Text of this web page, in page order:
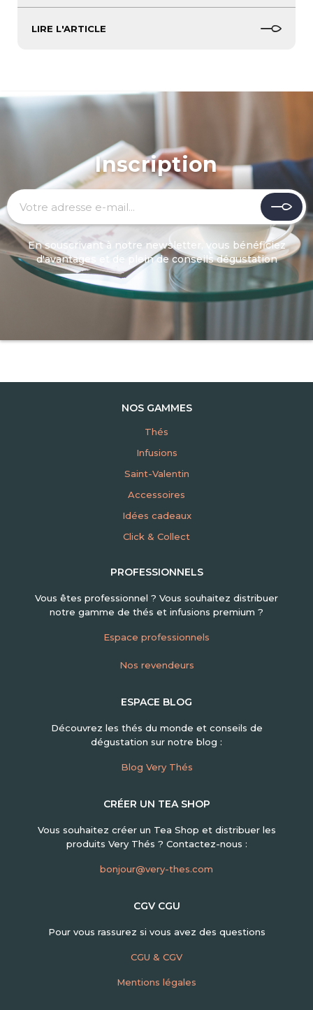
LIRE L'ARTICLE
Inscription
En souscrivant à notre newsletter, vous bénéficiez
d'avantages et de plein de conseils dégustation
NOS GAMMES
Thés
Infusions
Saint-Valentin
Accessoires
Idées cadeaux
Click & Collect
PROFESSIONNELS
Vous êtes professionnel ? Vous souhaitez distribuer
notre gamme de thés et infusions premium ?
Espace professionnels
Nos revendeurs
ESPACE BLOG
Découvrez les thés du monde et conseils de
dégustation sur notre blog :
Blog Very Thés
CRÉER UN TEA SHOP
Vous souhaitez créer un Tea Shop et distribuer les
produits Very Thés ? Contactez-nous :
bonjour@very-thes.com
CGV CGU
Pour vous rassurez si vous avez des questions
CGU & CGV
Mentions légales